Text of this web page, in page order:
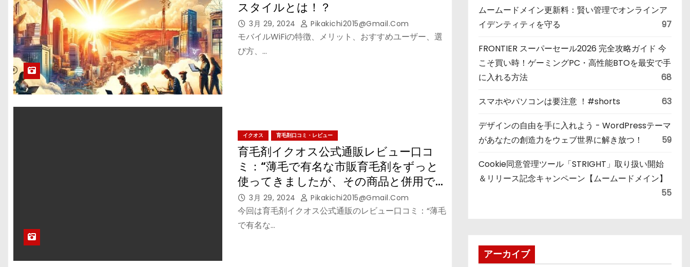
スタイルとは！？
3月 29, 2024 Pikakichi2015@gmail.com
モバイルWiFiの特徴、メリット、おすすめユーザー、選
び方、…
イクオス 育毛剤口コミ・レビュー
育毛剤イクオス公式通販レビュー口コ
ミ：“薄毛で有名な市販育毛剤をずっと
使ってきましたが、その商品と併用で
きる育毛剤を探していた”の考察
3月 29, 2024 Pikakichi2015@gmail.com
今回は育毛剤イクオス公式通販のレビュー口コミ：“薄毛
で有名な…
ムームードメイン更新料：賢い管理でオンラインア
イデンティティを守る
97
FRONTIER スーパーセール2026 完全攻略ガイド 今
こそ買い時！ゲーミングPC・高性能BTOを最安で手
に入れる方法
68
スマホやパソコンは要注意 ！#shorts 63
デザインの自由を手に入れよう - WordPressテーマ
があなたの創造力をウェブ世界に解き放つ！
59
Cookie同意管理ツール「STRIGHT」取り扱い開始
＆リリース記念キャンペーン【ムームードメイン】
55
アーカイブ